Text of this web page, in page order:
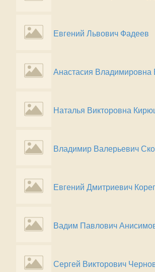
Евгений Львович Фадеев
Анастасия Владимировна
Наталья Викторовна
Владимир Валерьевич
Евгений Дмитриевич
Вадим Павлович
Сергей Викторович